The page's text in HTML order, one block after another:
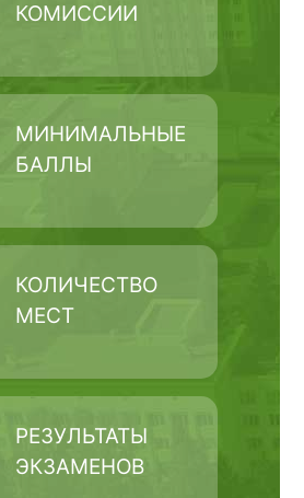
КОМИССИИ
МИНИМАЛЬНЫЕ
БАЛЛЫ
КОЛИЧЕСТВО
МЕСТ
РЕЗУЛЬТАТЫ
ЭКЗАМЕНОВ